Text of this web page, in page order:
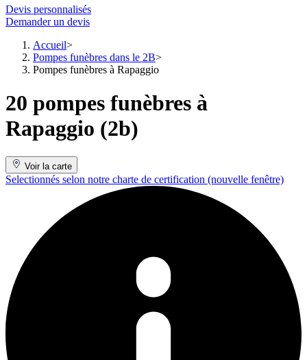
Devis personnalisés
Demander un devis
Accueil
Pompes funèbres dans le 2B
Pompes funèbres à Rapaggio
20 pompes funèbres à
Rapaggio (2b)
Voir la carte
Selectionnés selon notre charte de certification (nouvelle fenêtre)